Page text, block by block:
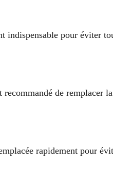
indispensable pour éviter
de remplacer
rapidement pour